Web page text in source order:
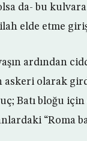
da- bu
elde etme
ardından
askeri olarak
Batı bloğu
“Roma